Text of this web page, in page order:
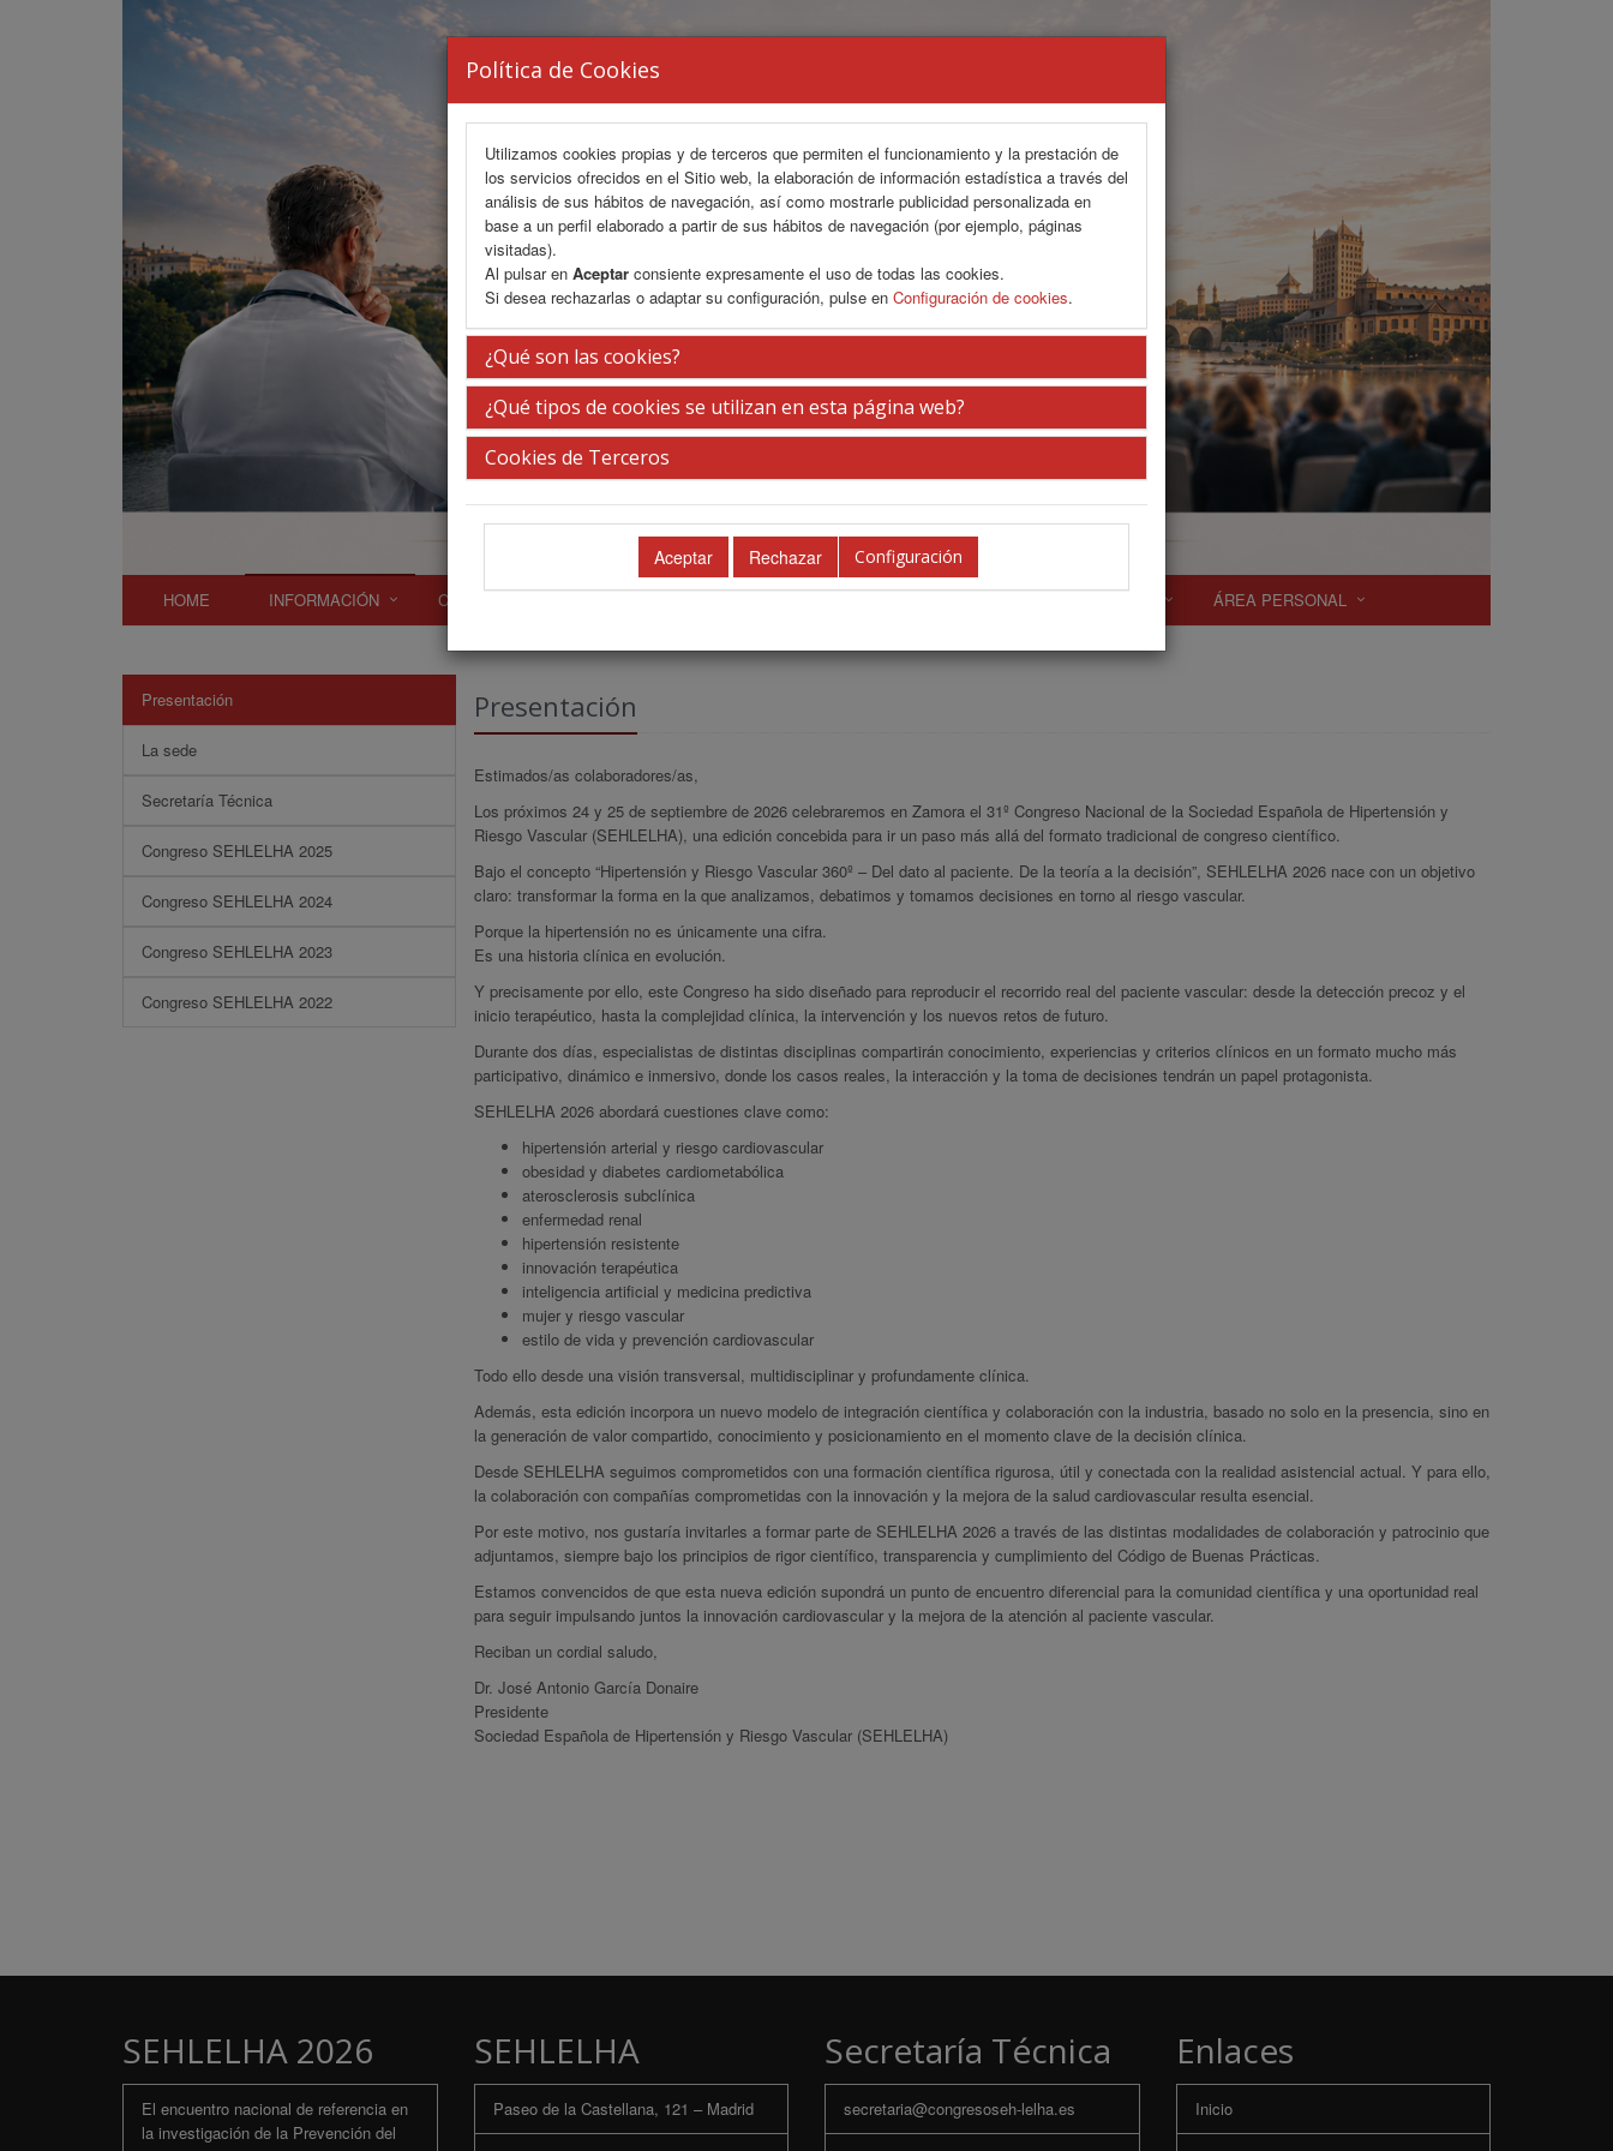
Política de Cookies
Utilizamos cookies propias y de terceros que permiten el funcionamiento y la prestación de
los servicios ofrecidos en el Sitio web, la elaboración de información estadística a través del
análisis de sus hábitos de navegación, así como mostrarle publicidad personalizada en
base a un perfil elaborado a partir de sus hábitos de navegación (por ejemplo, páginas
visitadas).
Al pulsar en Aceptar consiente expresamente el uso de todas las cookies.
Si desea rechazarlas o adaptar su configuración, pulse en Configuración de cookies.
¿Qué son las cookies?
¿Qué tipos de cookies se utilizan en esta página web?
Cookies de Terceros
Configuración
HOME
INFORMACIÓN COMITÉS ÁREA PERSONAL
Presentación
La sede
Secretaría Técnica
Congreso SEHLELHA 2025
Congreso SEHLELHA 2024
Congreso SEHLELHA 2023
Congreso SEHLELHA 2022
Presentación
Estimados/as colaboradores/as,
Los próximos 24 y 25 de septiembre de 2026 celebraremos en Zamora el 31º Congreso Nacional de la Sociedad Española de Hipertensión y
Riesgo Vascular (SEHLELHA), una edición concebida para ir un paso más allá del formato tradicional de congreso científico.
Bajo el concepto “Hipertensión y Riesgo Vascular 360º – Del dato al paciente. De la teoría a la decisión”, SEHLELHA 2026 nace con un objetivo
claro: transformar la forma en la que analizamos, debatimos y tomamos decisiones en torno al riesgo vascular.
Porque la hipertensión no es únicamente una cifra.
Es una historia clínica en evolución.
Y precisamente por ello, este Congreso ha sido diseñado para reproducir el recorrido real del paciente vascular: desde la detección precoz y el
inicio terapéutico, hasta la complejidad clínica, la intervención y los nuevos retos de futuro.
Durante dos días, especialistas de distintas disciplinas compartirán conocimiento, experiencias y criterios clínicos en un formato mucho más
participativo, dinámico e inmersivo, donde los casos reales, la interacción y la toma de decisiones tendrán un papel protagonista.
SEHLELHA 2026 abordará cuestiones clave como:
hipertensión arterial y riesgo cardiovascular
obesidad y diabetes cardiometabólica
aterosclerosis subclínica
enfermedad renal
hipertensión resistente
innovación terapéutica
inteligencia artificial y medicina predictiva
mujer y riesgo vascular
estilo de vida y prevención cardiovascular
Todo ello desde una visión transversal, multidisciplinar y profundamente clínica.
Además, esta edición incorpora un nuevo modelo de integración científica y colaboración con la industria, basado no solo en la presencia, sino en
la generación de valor compartido, conocimiento y posicionamiento en el momento clave de la decisión clínica.
Desde SEHLELHA seguimos comprometidos con una formación científica rigurosa, útil y conectada con la realidad asistencial actual. Y para ello,
la colaboración con compañías comprometidas con la innovación y la mejora de la salud cardiovascular resulta esencial.
Por este motivo, nos gustaría invitarles a formar parte de SEHLELHA 2026 a través de las distintas modalidades de colaboración y patrocinio que
adjuntamos, siempre bajo los principios de rigor científico, transparencia y cumplimiento del Código de Buenas Prácticas.
Estamos convencidos de que esta nueva edición supondrá un punto de encuentro diferencial para la comunidad científica y una oportunidad real
para seguir impulsando juntos la innovación cardiovascular y la mejora de la atención al paciente vascular.
Reciban un cordial saludo,
Dr. José Antonio García Donaire
Presidente
Sociedad Española de Hipertensión y Riesgo Vascular (SEHLELHA)
SEHLELHA 2026
El encuentro nacional de referencia en
la investigación de la Prevención del
SEHLELHA
Paseo de la Castellana, 121 – Madrid
Secretaría Técnica
secretaria@congresoseh-lelha.es
Enlaces
Inicio